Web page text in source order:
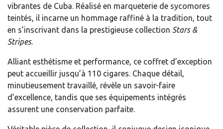
vibrantes de Cuba. Réalisé en marqueterie de sycomores
teintés, il incarne un hommage raffiné à la tradition, tout
en s’inscrivant dans la prestigieuse collection Stars &
Stripes.
Alliant esthétisme et performance, ce coffret d’exception
peut accueillir jusqu’à 110 cigares. Chaque détail,
minutieusement travaillé, révèle un savoir-faire
d’excellence, tandis que ses équipements intégrés
assurent une conservation parfaite.